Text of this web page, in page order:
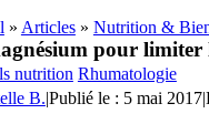
» Articles» Nutrition &
pour limiter
nutrition Rhumatologie
B.|Publié le : 5 mai 2017|